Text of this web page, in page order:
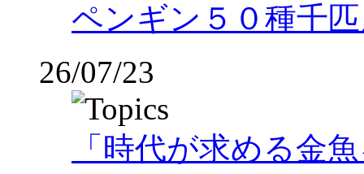
ペンギン５０種千
26/07/23
「時代が求める金